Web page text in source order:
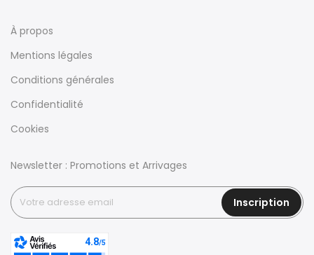
À propos
Mentions légales
Conditions générales
Confidentialité
Cookies
Newsletter : Promotions et Arrivages
Inscription